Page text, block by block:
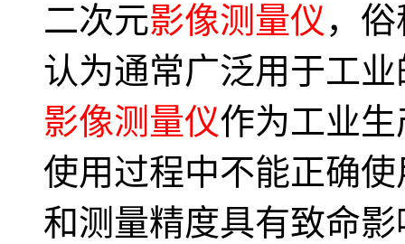
二次元影像测量仪 ，
认为通常广泛用于工
影像测量仪作为工业
使用过程中不能正确
和测量精度具有致命